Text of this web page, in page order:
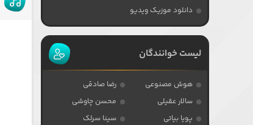
دانلود موزیک ویدیو
لیست خوانندگان
هوش مصنوعی
رضا صادقی
سالار عقیلی
محسن چاوشی
پویا بیاتی
سینا سرلک